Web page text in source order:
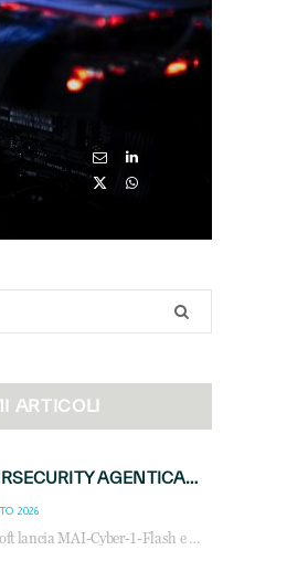
ARTICOLI
CYBERSECURITY AGENTICA: CON PERCEPTION E MAI-CYBER-1-FLASH MICROSOFT APRE NUOVI SERVIZI PER IL CANALE
2026
Microsoft lancia MAI-Cyber-1-Flash e Perception: cybersecurity agentica in preview dal 3 novembre. Cosa cambia per MSP, system integrator e reseller.